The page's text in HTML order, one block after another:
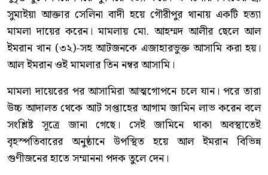
সুমাইয়া আক্তার সেলিনা বাদী হয়ে গৌরীপুর থানায় একটি হত্যা
মামলা দায়ের করেন। মামলায় মো. আহম্মদ আলীর ছেলে আল
ইমরান খান (৩২)-সহ আটজনকে এজাহারভুক্ত আসামি করা হয়।
আল ইমরান ওই মামলার তিন নম্বর আসামি।
মামলা দায়েরের পর আসামিরা আত্মগোপনে চলে যান। পরে তারা
উচ্চ আদালত থেকে আট সপ্তাহের আগাম জামিন লাভ করেন বলে
সংশ্লিষ্ট সূত্রে জানা গেছে। সেই জামিনে থাকা অবস্থাতেই
বৃহস্পতিবারের অনুষ্ঠানে উপস্থিত হয়ে আল ইমরান বিভিন্ন
গুণীজনের হাতে সম্মাননা পদক তুলে দেন।